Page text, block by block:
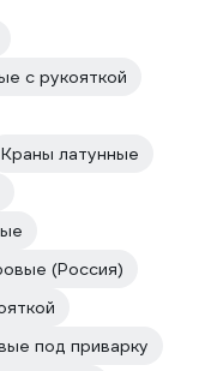
с рукояткой
Краны латунные
(Россия)
под приварку